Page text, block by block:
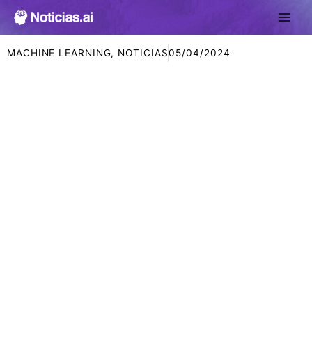
MACHINE LEARNING, NOTICIAS05/04/2024